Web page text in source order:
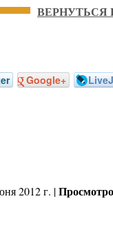
ВЕРНУТЬСЯ
Google+
2012 г. |